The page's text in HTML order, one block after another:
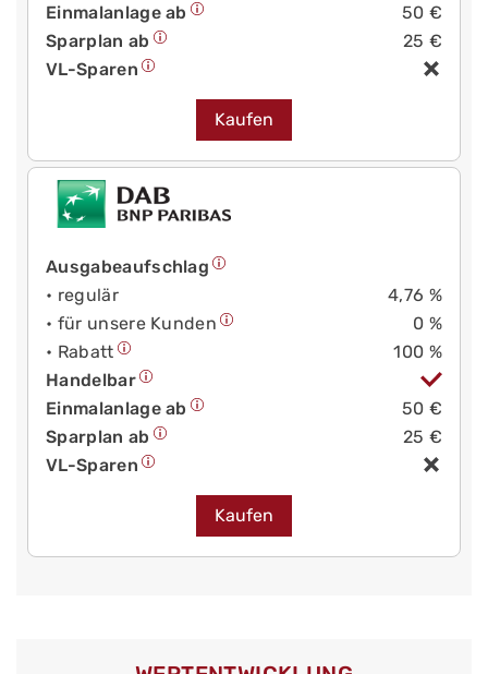
Einmalanlage ab
50 €
Sparplan ab
25 €
VL-Sparen
Kaufen
Ausgabeaufschlag
• regulär
4,76 %
• für unsere Kunden
0 %
• Rabatt
100 %
Handelbar
Einmalanlage ab
50 €
Sparplan ab
25 €
VL-Sparen
Kaufen